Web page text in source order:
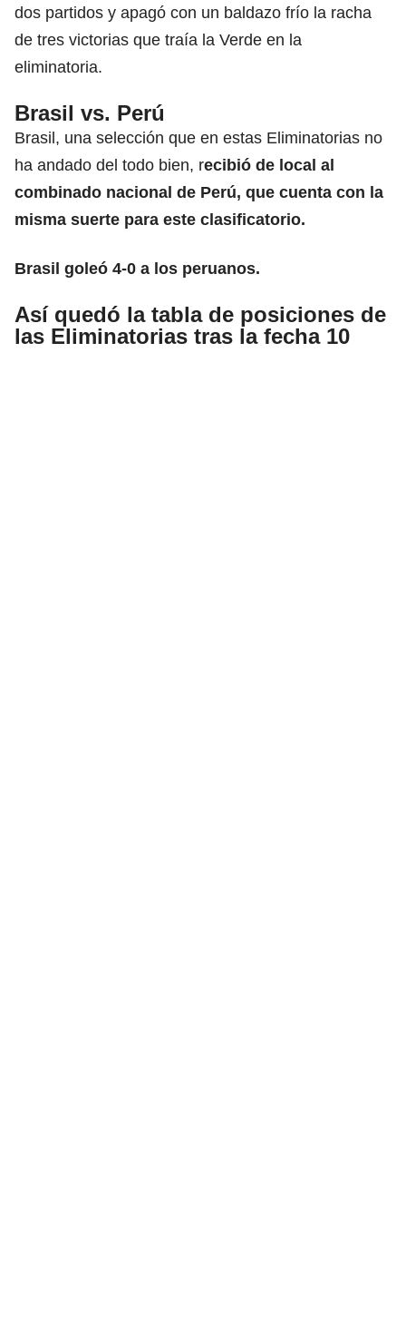
dos partidos y apagó con un baldazo frío la racha
de tres victorias que traía la Verde en la
eliminatoria.
Brasil vs. Perú
Brasil, una selección que en estas Eliminatorias no
ha andado del todo bien, recibió de local al
combinado nacional de Perú, que cuenta con la
misma suerte para este clasificatorio.
Brasil goleó 4-0 a los peruanos.
Así quedó la tabla de posiciones de
las Eliminatorias tras la fecha 10